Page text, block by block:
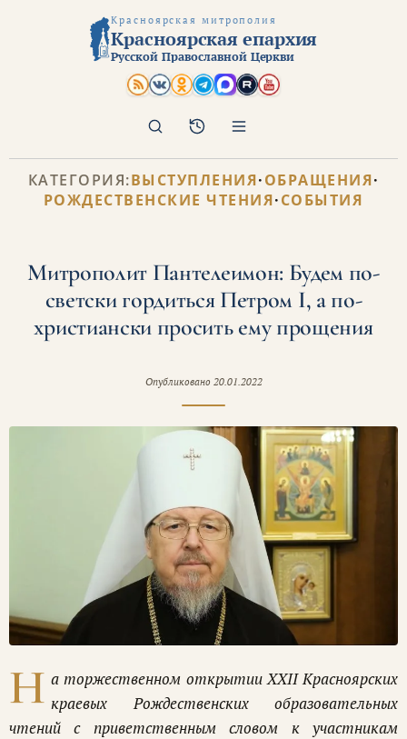
Красноярская митрополия
Красноярская епархия
Русской Православной Церкви
Архив
Поиск
КАТЕГОРИЯ:ВЫСТУПЛЕНИЯ·ОБРАЩЕНИЯ·
РОЖДЕСТВЕНСКИЕ ЧТЕНИЯ·СОБЫТИЯ
Митрополит Пантелеимон: Будем по-
светски гордиться Петром I, а по-
христиански просить ему прощения
Опубликовано 20.01.2022
Н а торжественном открытии XXII Красноярских
краевых Рождественских образовательных
чтений с приветственным словом к участникам